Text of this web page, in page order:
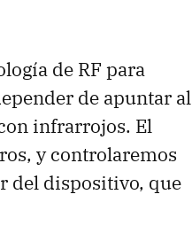
de RF para
de apuntar al
infrarrojos. El
y controlaremos
del dispositivo, que